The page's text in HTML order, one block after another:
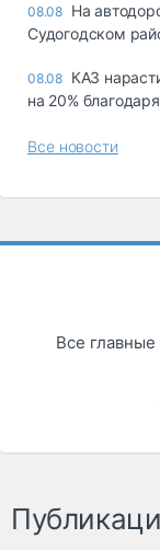
08.08 На
Судогодском
08.08 КАЗ
на 20%
Все новости
Все